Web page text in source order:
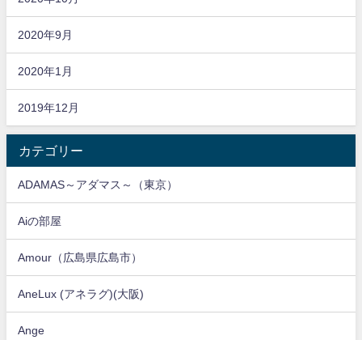
2020年9月
2020年1月
2019年12月
カテゴリー
ADAMAS～アダマス～（東京）
Aiの部屋
Amour（広島県広島市）
AneLux (アネラグ)(大阪)
Ange